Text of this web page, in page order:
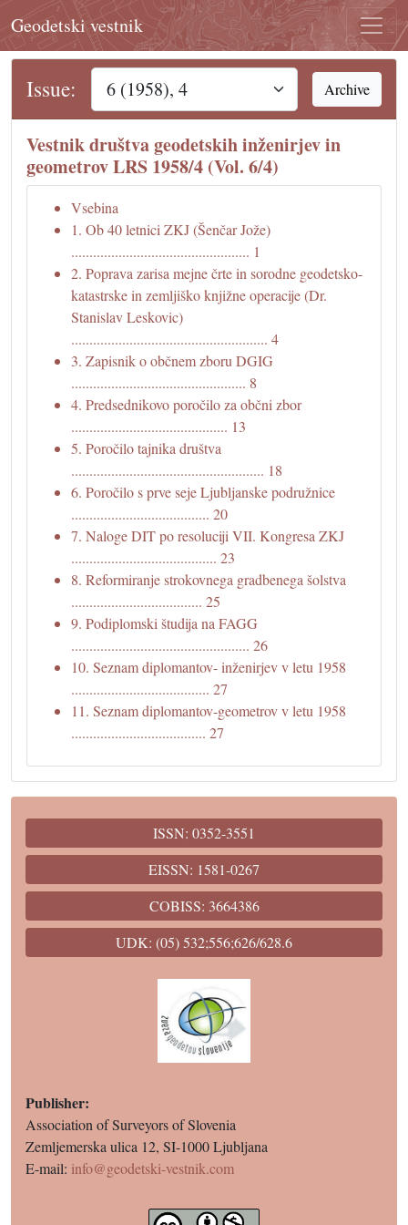
Geodetski vestnik
Issue: Archive
Vestnik društva geodetskih inženirjev in
geometrov LRS 1958/4 (Vol. 6/4)
Vsebina
1. Ob 40 letnici ZKJ (Šenčar Jože)
................................................. 1
2. Poprava zarisa mejne črte in sorodne geodetsko-
katastrske in zemljiško knjižne operacije (Dr.
Stanislav Leskovic)
...................................................... 4
3. Zapisnik o občnem zboru DGIG
................................................ 8
4. Predsednikovo poročilo za občni zbor
........................................... 13
5. Poročilo tajnika društva
..................................................... 18
6. Poročilo s prve seje Ljubljanske podružnice
...................................... 20
7. Naloge DIT po resoluciji VII. Kongresa ZKJ
........................................ 23
8. Reformiranje strokovnega gradbenega šolstva
.................................... 25
9. Podiplomski študija na FAGG
................................................. 26
10. Seznam diplomantov- inženirjev v letu 1958
...................................... 27
11. Seznam diplomantov-geometrov v letu 1958
..................................... 27
ISSN: 0352-3551
EISSN: 1581-0267
COBISS: 3664386
UDK: (05) 532;556;626/628.6
Publisher:
Association of Surveyors of Slovenia
Zemljemerska ulica 12, SI-1000 Ljubljana
E-mail: info@geodetski-vestnik.com